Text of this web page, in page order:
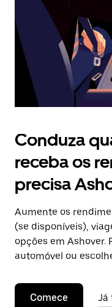
o
calendário.
Conduza
receba os
precisa
Aumente os
(se disponíveis),
opções em Ashover.
automóvel ou
Comece Já